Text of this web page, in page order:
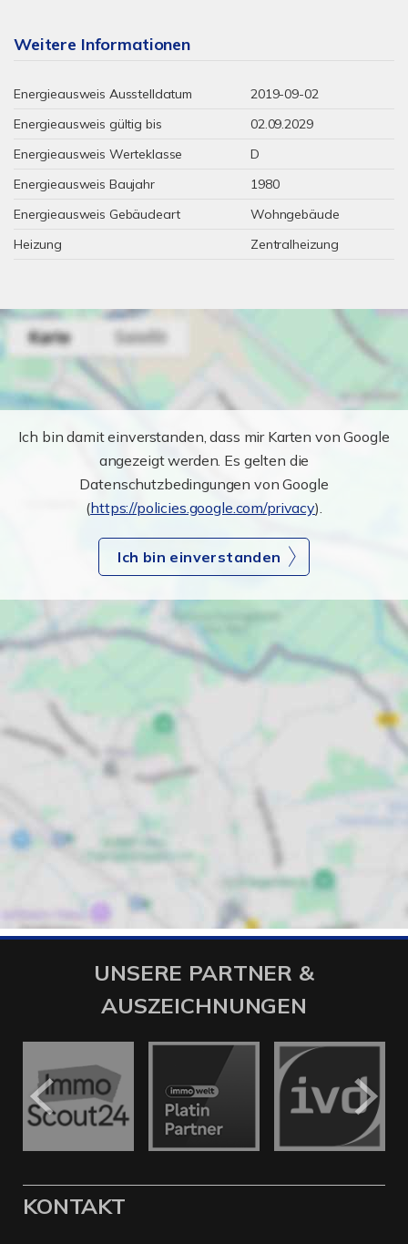
Weitere Informationen
Energieausweis Ausstelldatum
2019-09-02
Energieausweis gültig bis
02.09.2029
Energieausweis Werteklasse
D
Energieausweis Baujahr
1980
Energieausweis Gebäudeart
Wohngebäude
Heizung
Zentralheizung
Ich bin damit einverstanden, dass mir Karten von Google
angezeigt werden. Es gelten die
Datenschutzbedingungen von Google
(https://policies.google.com/privacy).
Ich bin einverstanden
UNSERE PARTNER &
AUSZEICHNUNGEN
KONTAKT